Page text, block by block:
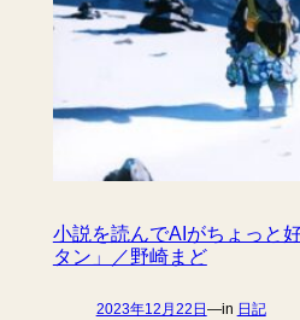
小説を読んでAIがちょっと
タン」／野崎まど
2023年12月22日 —in 日記